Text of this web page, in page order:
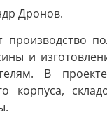
Дронов.
производство
и
В проекте
корпуса,